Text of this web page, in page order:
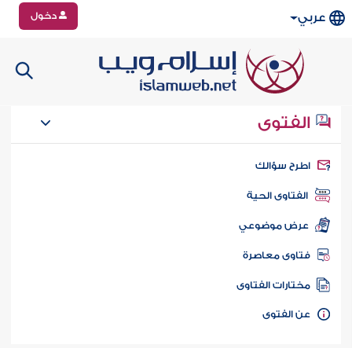
عربي دخول
الفتوى
سؤالك
الفتاوى الحية
عرض موضوعي
فتاوى معاصرة
مختارات الفتاوى